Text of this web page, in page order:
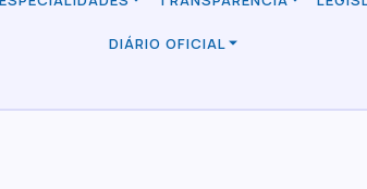
DIÁRIO OFICIAL